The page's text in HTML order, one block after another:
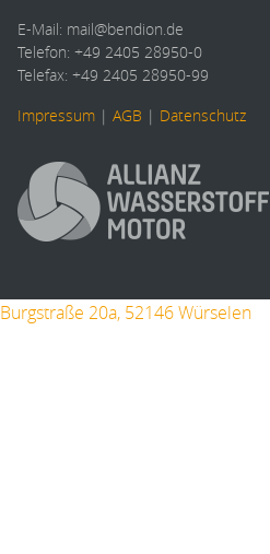
E-Mail: mail@bendion.de
Telefon: +49 2405 28950-0
Telefax: +49 2405 28950-99
Impressum | AGB | Datenschutz
Burgstraße 20a, 52146 Würselen